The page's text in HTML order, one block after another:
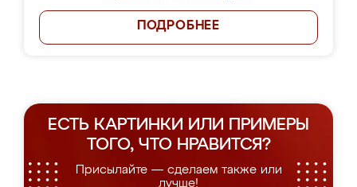
ПОДРОБНЕЕ
ЕСТЬ КАРТИНКИ ИЛИ ПРИМЕРЫ
ТОГО, ЧТО НРАВИТСЯ?
Присылайте — сделаем также или
лучше!